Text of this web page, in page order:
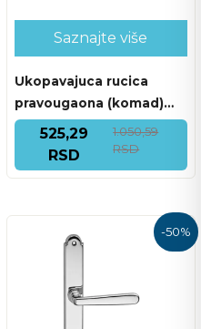
Saznajte više
Ukopavajuca rucica
pravougaona (komad)
3663AC F.13 BAKAR MAT
525,29
RSD
1.050,59
RSD
-50%